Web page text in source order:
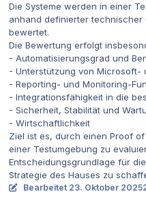
Die Systeme werden in einer
anhand definierter
bewertet.
Die Bewertung erfolgt
- Automatisierungsgrad und
- Unterstützung von Microsoft-
- Reporting- und Monitoring-
- Integrationsfähigkeit in die
- Sicherheit, Stabilität und
- Wirtschaftlichkeit
Ziel ist es, durch einen Proof
einer Testumgebung zu
Entscheidungsgrundlage für
Strategie des Hauses zu
Bearbeitet 23. Oktober 2025